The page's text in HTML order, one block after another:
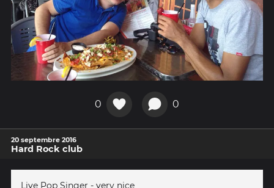
0 0
20 septembre 2016
Hard Rock club
Live Pop Singer - very nice